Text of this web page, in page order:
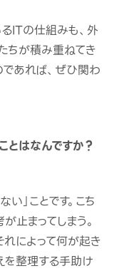
ITの仕組みも、外
ちが積み重ねてき
あれば、ぜひ関わ
はなんですか？
」ことです。こち
止まってしまう。
れによって何が起き
を整理する手助け